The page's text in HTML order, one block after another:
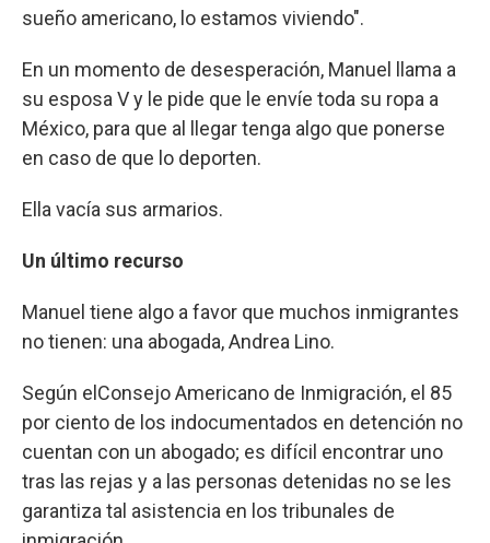
sueño americano, lo estamos viviendo".
En un momento de desesperación, Manuel llama a
su esposa V y le pide que le envíe toda su ropa a
México, para que al llegar tenga algo que ponerse
en caso de que lo deporten.
Ella vacía sus armarios.
Un último recurso
Manuel tiene algo a favor que muchos inmigrantes
no tienen: una abogada, Andrea Lino.
Según elConsejo Americano de Inmigración, el 85
por ciento de los indocumentados en detención no
cuentan con un abogado; es difícil encontrar uno
tras las rejas y a las personas detenidas no se les
garantiza tal asistencia en los tribunales de